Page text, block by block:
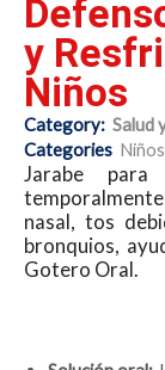
y
Niños
Category: Salud
Categories
Jarabe
nasal, tos
bronquios,
Gotero Oral.